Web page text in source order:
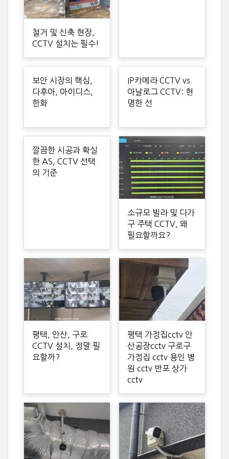
철거 및 신축 현장,
CCTV 설치는 필수!
보안 시장의 핵심,
다후아, 아이디스,
한화
IP카메라 CCTV vs
아날로그 CCTV: 현
명한 선
깔끔한 시공과 확실
한 AS, CCTV 선택
의 기준
소규모 빌라 및 다가
구 주택 CCTV, 왜
필요할까요?
평택, 안산, 구로
CCTV 설치, 정말 필
요할까?
평택 가정집cctv 안
산공장cctv 구로구
가정집 cctv 용인 병
원 cctv 반포 상가
cctv